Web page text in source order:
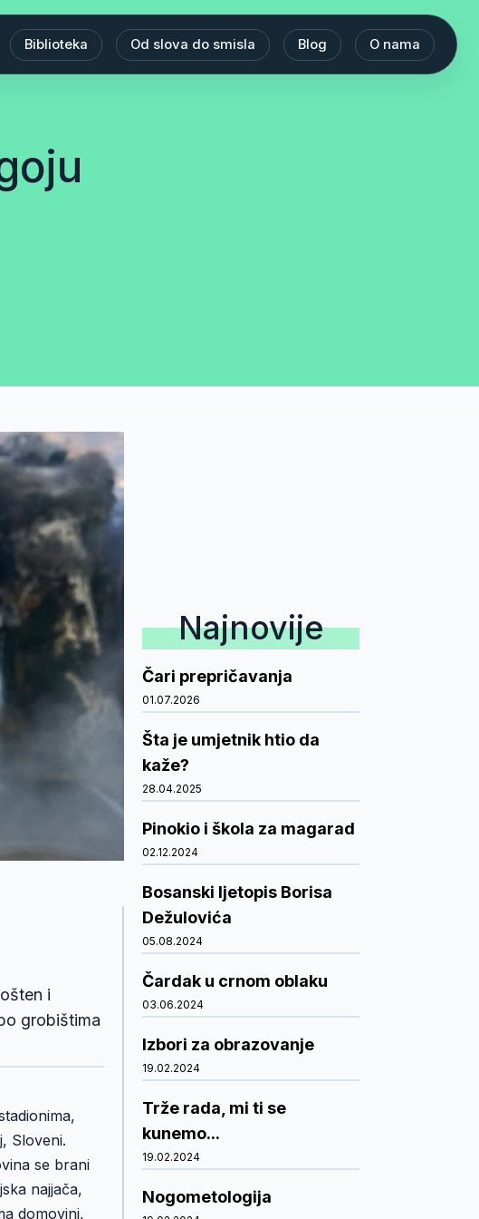
Biblioteka Od slova do smisla Blog O nama
i
grobištima
Sloveni.
se brani
najjača,
domovini,
Najnovije
Čari prepričavanja
01.07.2026
Šta je umjetnik htio da
kaže?
28.04.2025
Pinokio i škola za magarad
02.12.2024
Bosanski ljetopis Borisa
Dežulovića
05.08.2024
Čardak u crnom oblaku
03.06.2024
Izbori za obrazovanje
19.02.2024
Trže rada, mi ti se
kunemo...
19.02.2024
Nogometologija